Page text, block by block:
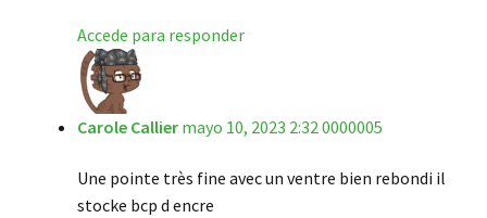
Accede para responder
Carole Callier mayo 10, 2023 2:32 0000005
Une pointe très fine avec un ventre bien rebondi il
stocke bcp d encre